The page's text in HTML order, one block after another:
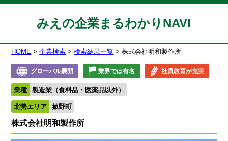
みえの企業まるわかりNAVI
HOME 企業検索 検索結果一覧 株式会社明和製作所
グローバル展開 業界では有名 社員教育が充実
業種 製造業（食料品・医薬品以外）
北勢エリア 菰野町
株式会社明和製作所